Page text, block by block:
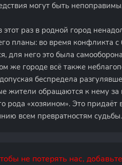
могут быть
раз в родной город
планы: во время конфликта
для него это была
же городе всё также
беспредела
жители обращаются к нему
рода «хозяином». Это
всем превратностям судьбы.
не потерять нас,